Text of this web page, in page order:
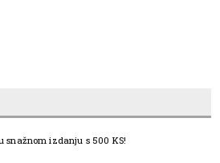
snažnom izdanju s 500 KS!